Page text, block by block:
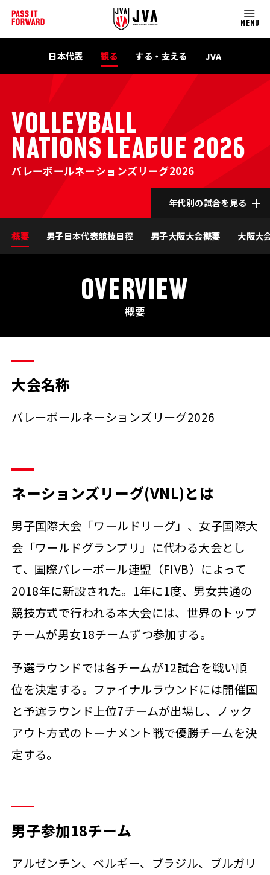
MENU
日本代表 観る する・支える JVA
VOLLEYBALL
NATIONS LEAGUE 2026
バレーボールネーションズリーグ2026
年代別の試合を見る
概要 男子日本代表競技日程 男子大阪大会概要 大阪大
OVERVIEW
概要
大会名称
バレーボールネーションズリーグ2026
ネーションズリーグ(VNL)とは
男子国際大会「ワールドリーグ」、女子国際大
会「ワールドグランプリ」に代わる大会とし
て、国際バレーボール連盟（FIVB）によって
2018年に新設された。1年に1度、男女共通の
競技方式で行われる本大会には、世界のトップ
チームが男女18チームずつ参加する。
予選ラウンドでは各チームが12試合を戦い順
位を決定する。ファイナルラウンドには開催国
と予選ラウンド上位7チームが出場し、ノック
アウト方式のトーナメント戦で優勝チームを決
定する。
男子参加18チーム
アルゼンチン、ベルギー、ブラジル、ブルガリ